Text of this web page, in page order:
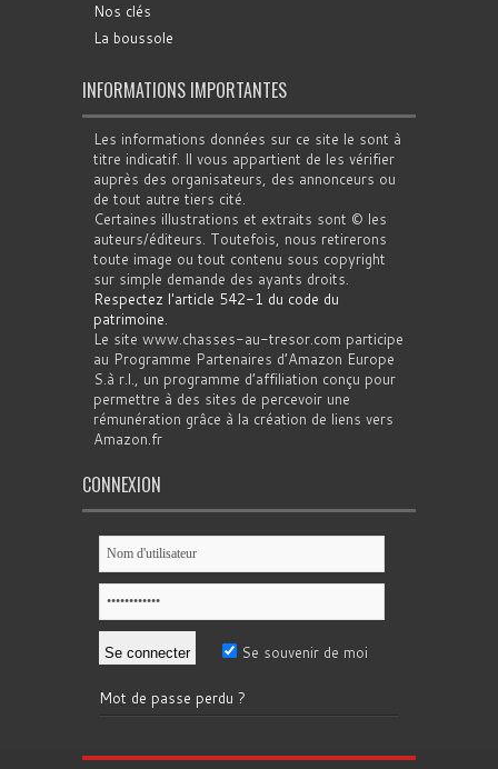
Nos clés
La boussole
INFORMATIONS IMPORTANTES
Les informations données sur ce site le sont à
titre indicatif. Il vous appartient de les vérifier
auprès des organisateurs, des annonceurs ou
de tout autre tiers cité.
Certaines illustrations et extraits sont © les
auteurs/éditeurs. Toutefois, nous retirerons
toute image ou tout contenu sous copyright
sur simple demande des ayants droits.
Respectez l'article 542-1 du code du
patrimoine.
Le site www.chasses-au-tresor.com participe
au Programme Partenaires d’Amazon Europe
S.à r.l., un programme d’affiliation conçu pour
permettre à des sites de percevoir une
rémunération grâce à la création de liens vers
Amazon.fr
CONNEXION
Se souvenir de moi
Mot de passe perdu ?